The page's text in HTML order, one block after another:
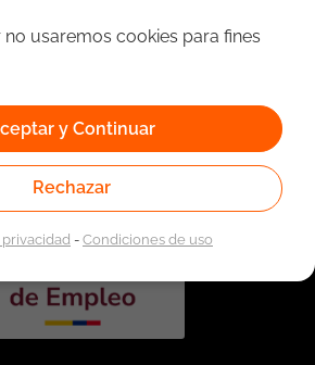
de Empleo según Resolución No.
de 2023,
no usaremos cookies para fines
y Continuar
Rechazar
-Condiciones de uso